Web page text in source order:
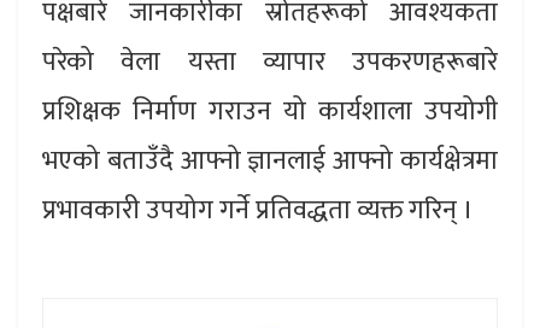
पक्षबारे जानकारीका स्रोतहरूको आवश्यकता
परेको वेला यस्ता व्यापार उपकरणहरूबारे
प्रशिक्षक निर्माण गराउन यो कार्यशाला उपयोगी
भएको बताउँदै आफ्नो ज्ञानलाई आफ्नो कार्यक्षेत्रमा
प्रभावकारी उपयोग गर्ने प्रतिवद्धता व्यक्त गरिन् ।